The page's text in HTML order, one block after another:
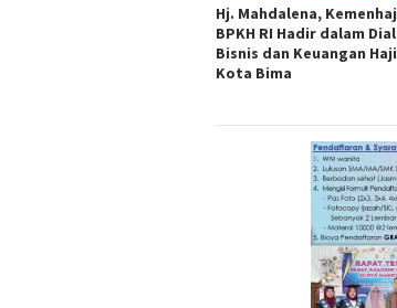
Hj. Mahdalena,
BPKH RI Hadir dalam
Bisnis dan Keuangan
Kota Bima